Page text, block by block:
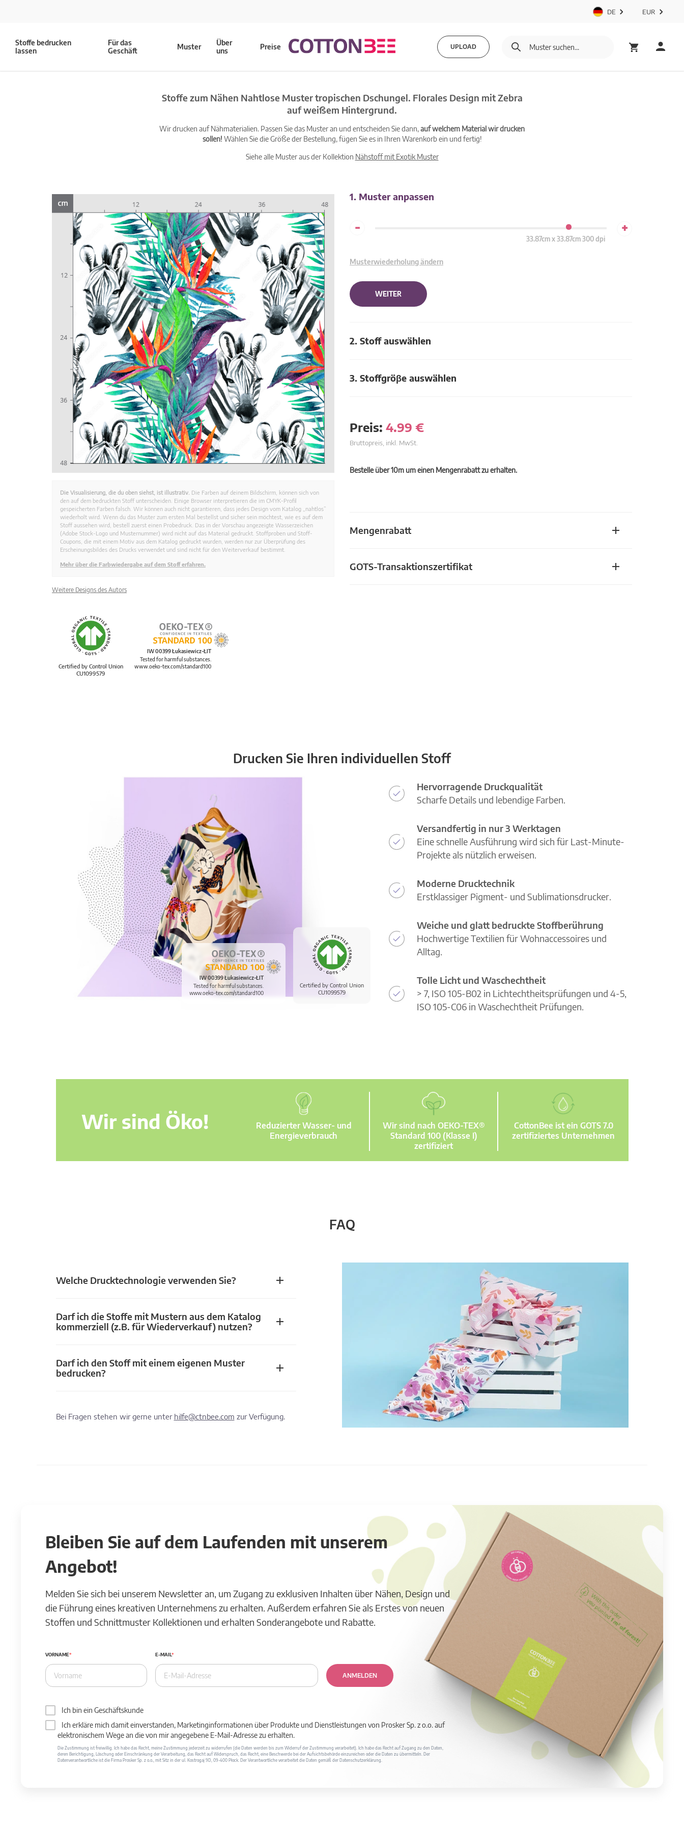
DE EUR
Stoffe bedrucken
lassen
Für das
Geschäft
Muster
Über
uns
Preise UPLOAD
Stoffe zum Nähen Nahtlose Muster tropischen Dschungel. Florales Design mit Zebra
auf weißem Hintergrund.
Wir drucken auf Nähmaterialien. Passen Sie das Muster an und entscheiden Sie dann,auf welchem Material wir drucken
sollen! Wählen Sie die Größe der Bestellung, fügen Sie es in Ihren Warenkorb ein und fertig!
Siehe alle Muster aus der Kollektion Nähstoff mit Exotik Muster
1. Muster anpassen
-
33.87cm x 33.87cm 300 dpi
+
Musterwiederholung ändern
WEITER
2. Stoff auswählen
3. Stoffgröβe auswählen
Preis: 4.99 €
Bruttopreis, inkl. MwSt.
Bestelle über 10m um einen Mengenrabatt zu erhalten.
Mengenrabatt
GOTS-Transaktionszertifikat
Die Visualisierung, die du oben siehst, ist illustrativ. Die Farben auf deinem Bildschirm, können sich von
den auf dem bedruckten Stoff unterscheiden. Einige Browser interpretieren die im CMYK-Profil
gespeicherten Farben falsch. Wir können auch nicht garantieren, dass jedes Design vom Katalog „nahtlos”
wiederholt wird. Wenn du das Muster zum ersten Mal bestellst und sicher sein möchtest, wie es auf dem
Stoff aussehen wird, bestell zuerst einen Probedruck. Das in der Vorschau angezeigte Wasserzeichen
(Adobe Stock-Logo und Musternummer) wird nicht auf das Material gedruckt. Stoffproben und Stoff-
Coupons, die mit einem Motiv aus dem Katalog gedruckt wurden, werden nur zur Überprüfung des
Erscheinungsbildes des Drucks verwendet und sind nicht für den Weiterverkauf bestimmt.
Mehr über die Farbwiedergabe auf dem Stoff erfahren.
Weitere Designs des Autors
Certified by Control Union
CU1099579
IW 00399 Łukasiewicz-ŁIT
Tested for harmful substances.
www.oeko-tex.com/standard100
Drucken Sie Ihren individuellen Stoff
Certified by Control Union
CU1099579
IW 00399 Łukasiewicz-ŁIT
Tested for harmful substances.
www.oeko-tex.com/standard100
Hervorragende Druckqualität
Scharfe Details und lebendige Farben.
Versandfertig in nur 3 Werktagen
Eine schnelle Ausführung wird sich für Last-Minute-
Projekte als nützlich erweisen.
Moderne Drucktechnik
Erstklassiger Pigment- und Sublimationsdrucker.
Weiche und glatt bedruckte Stoffberührung
Hochwertige Textilien für Wohnaccessoires und
Alltag.
Tolle Licht und Waschechtheit
> 7, ISO 105-B02 in Lichtechtheitsprüfungen und 4-5,
ISO 105-C06 in Waschechtheit Prüfungen.
Wir sind Öko!
Reduzierter Wasser- und
Energieverbrauch
Wir sind nach OEKO-TEX®
Standard 100 (Klasse I)
zertifiziert
CottonBee ist ein GOTS 7.0
zertifiziertes Unternehmen
FAQ
Welche Drucktechnologie verwenden Sie?
Darf ich die Stoffe mit Mustern aus dem Katalog
kommerziell (z.B. für Wiederverkauf) nutzen?
Darf ich den Stoff mit einem eigenen Muster
bedrucken?
Bei Fragen stehen wir gerne unter hilfe@ctnbee.com zur Verfügung.
Bleiben Sie auf dem Laufenden mit unserem
Angebot!
Melden Sie sich bei unserem Newsletter an, um Zugang zu exklusiven Inhalten über Nähen, Design und
die Führung eines kreativen Unternehmens zu erhalten. Außerdem erfahren Sie als Erstes von neuen
Stoffen und Schnittmuster Kollektionen und erhalten Sonderangebote und Rabatte.
VORNAME E-MAIL
ANMELDEN
Ich bin ein Geschäftskunde
Ich erkläre mich damit einverstanden, Marketinginformationen über Produkte und Dienstleistungen von Prosker Sp. z o.o. auf
elektronischem Wege an die von mir angegebene E-Mail-Adresse zu erhalten.
Die Zustimmung ist freiwillig. Ich habe das Recht, meine Zustimmung jederzeit zu widerrufen (die Daten werden bis zum Widerruf der Zustimmung verarbeitet). Ich habe das Recht auf Zugang zu den Daten,
deren Berichtigung, Löschung oder Einschränkung der Verarbeitung, das Recht auf Widerspruch, das Recht, eine Beschwerde bei der Aufsichtsbehörde einzureichen oder die Daten zu übermitteln. Der
Datenverantwortliche ist die Firma Prosker Sp. z o.o., mit Sitz in der ul. Kostrogaj 9D, 09-400 Płock. Der Verantwortliche verarbeitet die Daten gemäß der Datenschutzerklärung.